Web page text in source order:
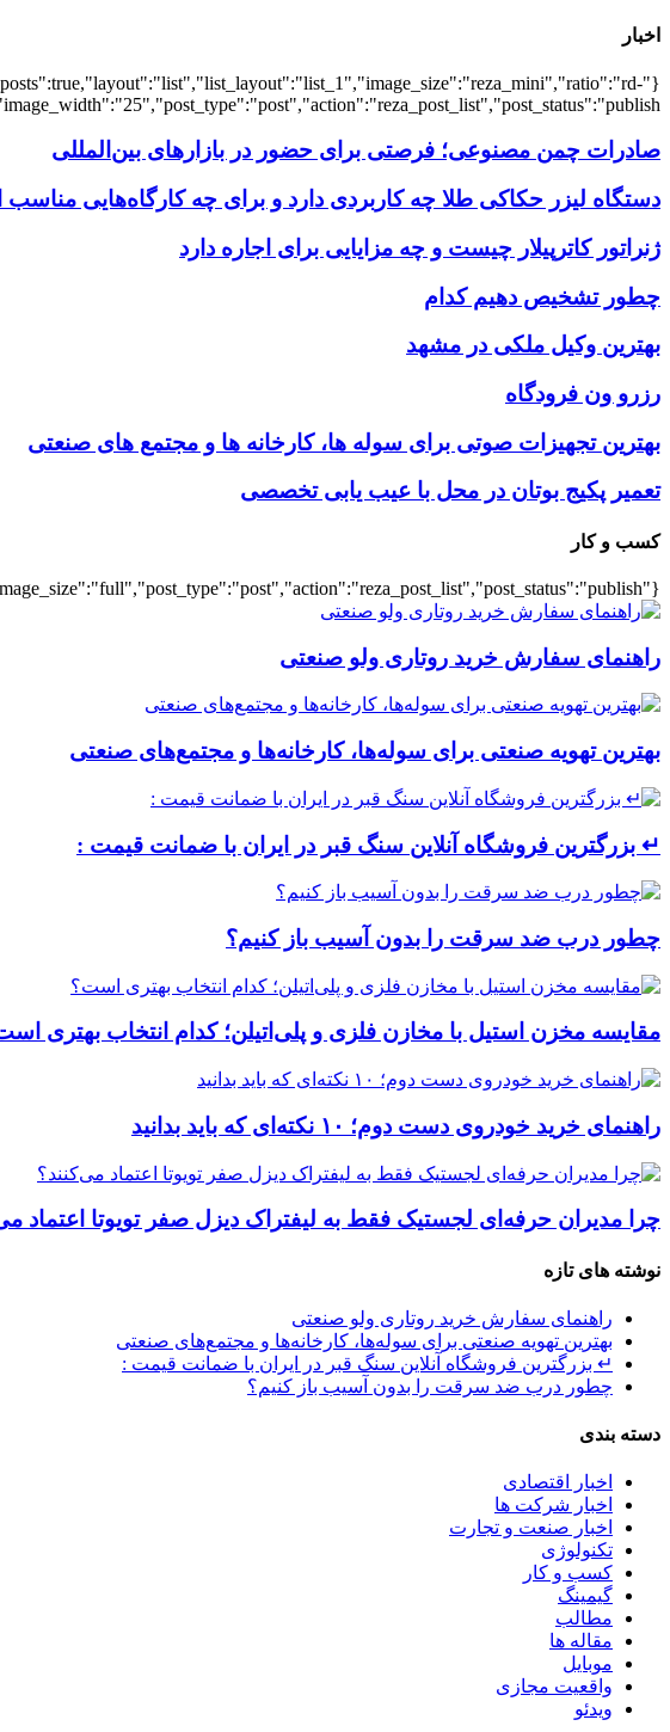
اخبار
صادرات چمن مصنوعی؛ فرصتی برای حضور در بازارهای بین‌المللی
دستگاه لیزر حکاکی طلا چه کاربردی دارد و برای چه کارگاه‌هایی
ژنراتور کاترپیلار چیست و چه مزایایی برای اجاره دارد
چطور تشخیص دهیم کدام
بهترین وکیل ملکی در مشهد
رزرو ون فرودگاه
بهترین تجهیزات صوتی برای سوله‌ ها، کارخانه‌ ها و مجتمع‌ های صنعتی
تعمیر پکیج بوتان در محل با عیب یابی تخصصی
کسب و کار
{"title":"\u0647\u0645\u0647","number":"7","cats":"business","post_title":1,"ignore_sticky_posts":true,"layout":"list","list_layout":"list_1","image_size":"full","post_type":"post","action":"reza_post_list","post_status":"publish"}
راهنمای سفارش خرید روتاری ولو صنعتی
بهترین تهویه صنعتی برای سوله‌ها، کارخانه‌ها و مجتمع‌های صنعتی
↵ بزرگترین فروشگاه آنلاین سنگ قبر در ایران با ضمانت قیمت :
چطور درب ضد سرقت را بدون آسیب باز کنیم؟
مقایسه مخزن استیل با مخازن فلزی و پلی‌اتیلن؛ کدام انتخاب بهتری
راهنمای خرید خودروی دست دوم؛ ۱۰ نکته‌ای که باید بدانید
چرا مدیران حرفه‌ای لجستیک فقط به لیفتراک دیزل صفر تویوتا اعتماد
نوشته های تازه
راهنمای سفارش خرید روتاری ولو صنعتی
بهترین تهویه صنعتی برای سوله‌ها، کارخانه‌ها و مجتمع‌های صنعتی
↵ بزرگترین فروشگاه آنلاین سنگ قبر در ایران با ضمانت قیمت :
چطور درب ضد سرقت را بدون آسیب باز کنیم؟
دسته بندی
اخبار اقتصادی
اخبار شرکت ها
اخبار صنعت و تجارت
تکنولوژی
کسب و کار
گیمینگ
مطالب
مقاله ها
موبایل
واقعیت مجازی
ویدئو